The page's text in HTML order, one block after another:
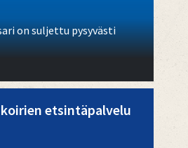
on suljettu pysyvästi
etsintäpalvelu